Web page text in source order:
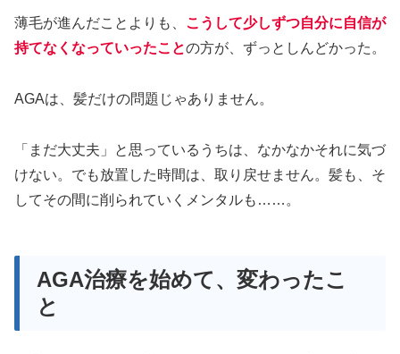
薄毛が進んだことよりも、 こうして少しずつ自分に自信が
持てなくなっていったことの方が、ずっとしんどかった。
AGAは、髪だけの問題じゃありません。
「まだ大丈夫」と思っているうちは、なかなかそれに気づ
けない。でも放置した時間は、取り戻せません。髪も、そ
してその間に削られていくメンタルも……。
AGA治療を始めて、変わったこ
と